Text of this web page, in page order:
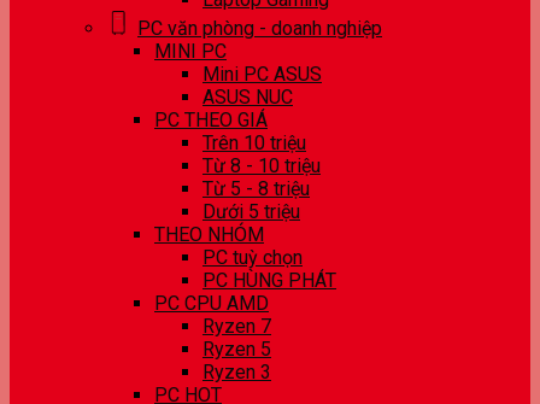
PC văn phòng - doanh nghiệp
MINI PC
Mini PC ASUS
ASUS NUC
PC THEO GIÁ
Trên 10 triệu
Từ 8 - 10 triệu
Từ 5 - 8 triệu
Dưới 5 triệu
THEO NHÓM
PC tuỳ chọn
PC HÙNG PHÁT
PC CPU AMD
Ryzen 7
Ryzen 5
Ryzen 3
PC HOT